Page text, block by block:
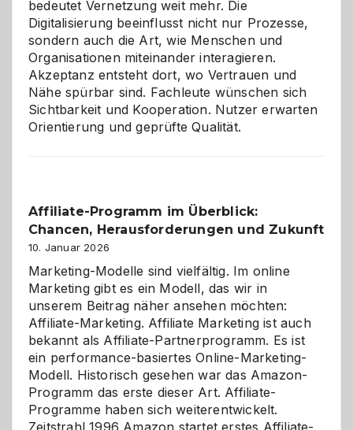
bedeutet Vernetzung weit mehr. Die
Digitalisierung beeinflusst nicht nur Prozesse,
sondern auch die Art, wie Menschen und
Organisationen miteinander interagieren.
Akzeptanz entsteht dort, wo Vertrauen und
Nähe spürbar sind. Fachleute wünschen sich
Sichtbarkeit und Kooperation. Nutzer erwarten
Orientierung und geprüfte Qualität.
Affiliate-Programm im Überblick:
Chancen, Herausforderungen und Zukunft
10. Januar 2026
Marketing-Modelle sind vielfältig. Im online
Marketing gibt es ein Modell, das wir in
unserem Beitrag näher ansehen möchten:
Affiliate-Marketing. Affiliate Marketing ist auch
bekannt als Affiliate-Partnerprogramm. Es ist
ein performance-basiertes Online-Marketing-
Modell. Historisch gesehen war das Amazon-
Programm das erste dieser Art. Affiliate-
Programme haben sich weiterentwickelt.